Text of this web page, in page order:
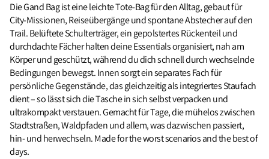
Die Gand Bag ist eine leichte Tote‑Bag für den Alltag, gebaut für
City‑Missionen, Reiseübergänge und spontane Abstecher auf den
Trail. Belüftete Schulterträger, ein gepolstertes Rückenteil und
durchdachte Fächer halten deine Essentials organisiert, nah am
Körper und geschützt, während du dich schnell durch wechselnde
Bedingungen bewegst. Innen sorgt ein separates Fach für
persönliche Gegenstände, das gleichzeitig als integriertes Staufach
dient – so lässt sich die Tasche in sich selbst verpacken und
ultrakompakt verstauen. Gemacht für Tage, die mühelos zwischen
Stadtstraßen, Waldpfaden und allem, was dazwischen passiert,
hin‑ und herwechseln. Made for the worst scenarios and the best of
days.